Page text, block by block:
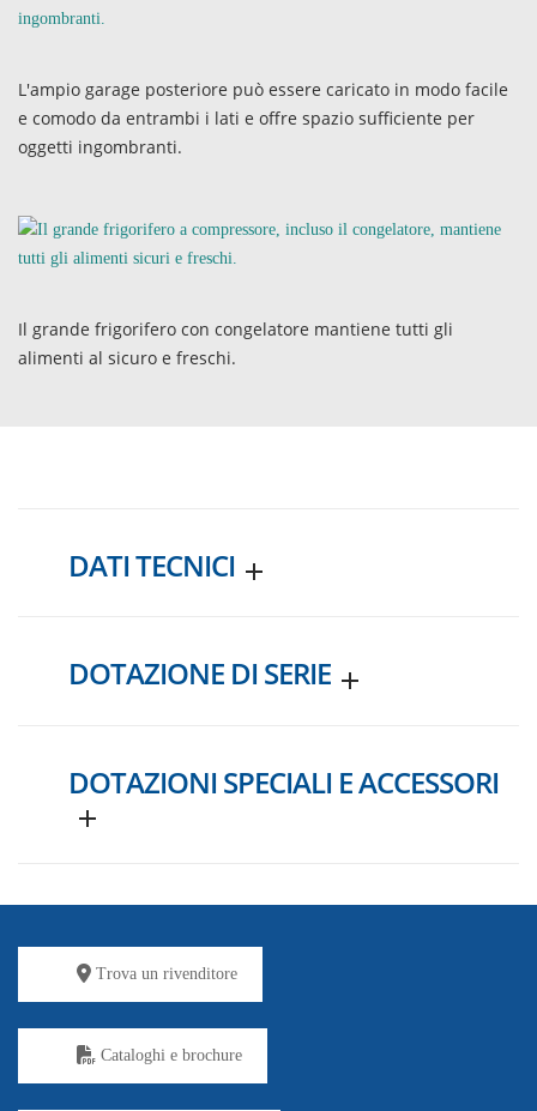
L'ampio garage posteriore può essere caricato in modo facile
e comodo da entrambi i lati e offre spazio sufficiente per
oggetti ingombranti.
Il grande frigorifero con congelatore mantiene tutti gli
alimenti al sicuro e freschi.
DATI TECNICI
DOTAZIONE DI SERIE
DOTAZIONI SPECIALI E ACCESSORI
Trova un rivenditore
Cataloghi e brochure